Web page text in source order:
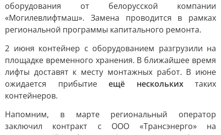
оборудования от белорусской компании
«Могилевлифтмаш». Замена проводится в рамках
региональной программы капитального ремонта.
2 июня контейнер с оборудованием разгрузили на
площадке временного хранения. В ближайшее время
лифты доставят к месту монтажных работ. В июне
ожидается прибытие ещё несколькихтаких
контейнеров.
Напомним, в марте региональный оператор
заключил контракт с ООО «Трансэнерго» на